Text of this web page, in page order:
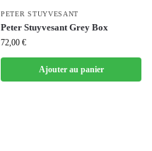
PETER STUYVESANT
Peter Stuyvesant Grey Box
72,00 €
Ajouter au panier